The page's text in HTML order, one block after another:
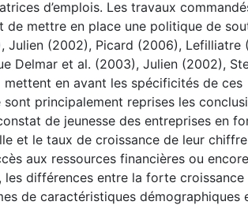
d’emplois. Les travaux
de mettre en place une politique de
Julien (2002), Picard (2006), Lefilliatre
Delmar et al. (2003), Julien (2002),
en avant les spécificités de ces
principalement reprises les
de jeunesse des entreprises en
et le taux de croissance de leur chiffre
aux ressources financières ou
différences entre la forte croissance
de caractéristiques démographiques